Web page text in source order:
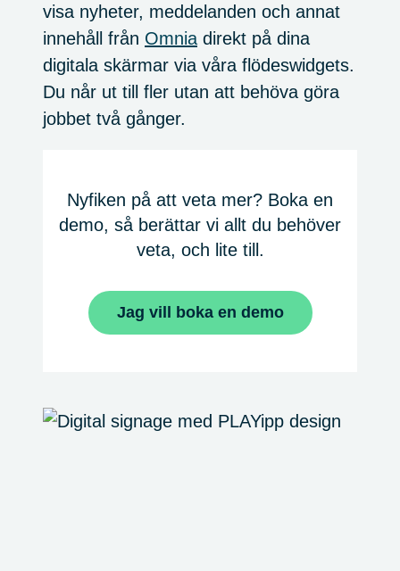
visa nyheter, meddelanden och annat
innehåll från Omnia direkt på dina
digitala skärmar via våra flödeswidgets.
Du når ut till fler utan att behöva göra
jobbet två gånger.
Nyfiken på att veta mer? Boka en
demo, så berättar vi allt du behöver
veta, och lite till.
Jag vill boka en demo